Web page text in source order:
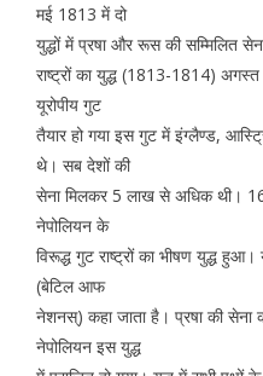
मई 1813 में दो
युद्धों में प्रषा और रूस की सम्मिलित
राष्ट्रों का युद्ध (1813-1814)
यूरोपीय गुट
तैयार हो गया इस गुट में इंग्लैण्ड,
थे। सब देशों की
सेना मिलकर 5 लाख से अधिक थी।
नेपोलियन के
विरूद्ध गुट राष्ट्रों का भीषण युद्ध हुआ।
(बेटिल आफ
नेशनस्) कहा जाता है। प्रषा की सेना
नेपोलियन इस युद्ध